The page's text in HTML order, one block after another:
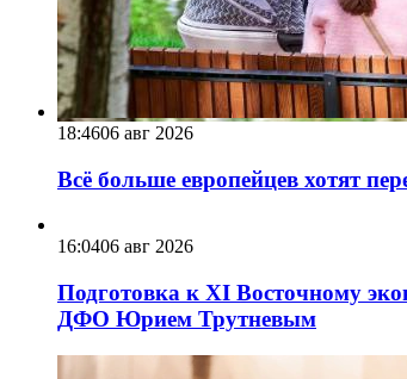
18:4606 авг 2026
Всё больше европейцев хотят
16:0406 авг 2026
Подготовка к XI Восточному
ДФО Юрием Трутневым